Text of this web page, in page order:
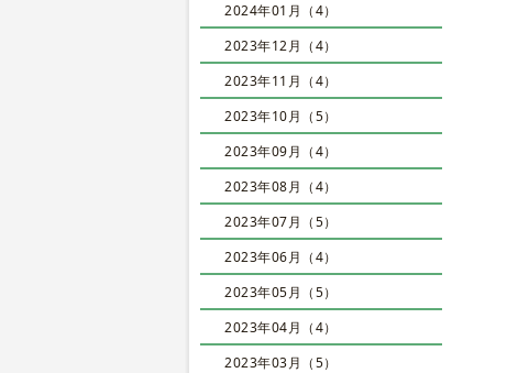
2024年01月（4）
2023年12月（4）
2023年11月（4）
2023年10月（5）
2023年09月（4）
2023年08月（4）
2023年07月（5）
2023年06月（4）
2023年05月（5）
2023年04月（4）
2023年03月（5）